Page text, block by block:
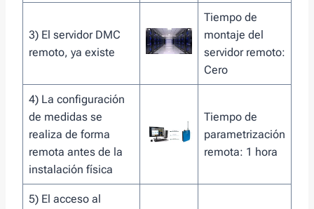
3) El servidor DMC
remoto, ya existe
Tiempo de
montaje del
servidor remoto:
Cero
4) La configuración
de medidas se
realiza de forma
remota antes de la
instalación física
Tiempo de
parametrización
remota: 1 hora
5) El acceso al